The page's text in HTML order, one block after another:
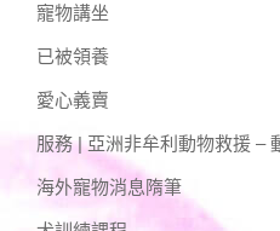
寵物講坐
已被領養
愛心義賣
服務 | 亞洲非牟利動物救援 –
海外寵物消息隋筆